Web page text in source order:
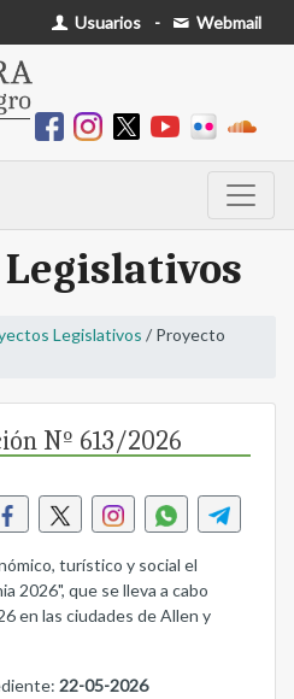
Usuarios - Webmail
Legislativos / Proyecto
Nº 613/2026
turístico y social el
2026", que se lleva a cabo
en las ciudades de Allen y
22-05-2026